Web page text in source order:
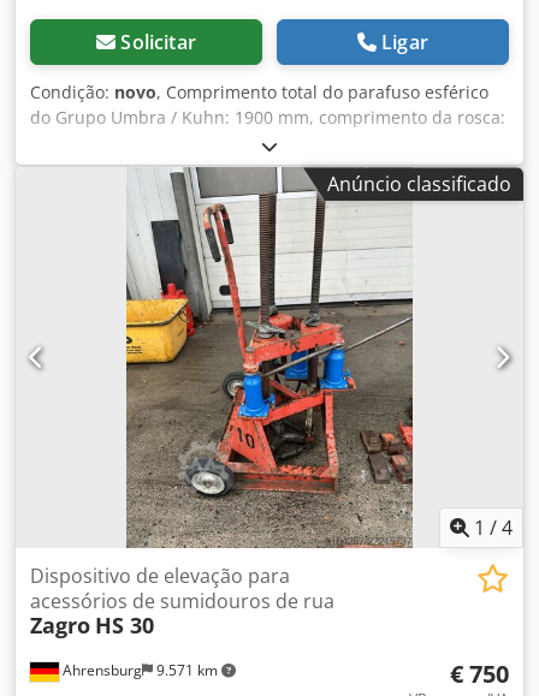
Solicitar Ligar
Condição: novo, Comprimento total do parafuso esférico
do Grupo Umbra / Kuhn: 1900 mm, comprimento da rosca:
1460 mm, Ø rosca: 80, passo: 10 mm, porca: 105 mm, Ø
flange: 145 mm, círculo de furos: 125 mm, parágrafo 1:
comprimento: 195 mm, Ø 60/50 mm, rosca: M60 x 2 mm,
parágrafo 2: Comprimento: 165 mm, Ø 60/56 mm, rosca:
M50 x 1,5 mm, sem uso, 100% funcional, volume de
entrega conforme fotosATENÇÃO: Consulte valores de
embalagem e envio separadamente! ATENÇÃO: Consulte
valores de embalagem e transporte separadamente!
Djdpfx Amexaidcjrskr
Anúncio classificado
1 /4
Ahrensburg 9.571 km
Dispositivo de elevação para
acessórios de sumidouros de rua
Zagro HS 30
€ 750